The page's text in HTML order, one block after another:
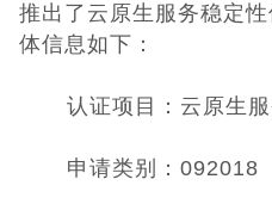
证书查询
推出了云原生服务稳定
体信息如下：
认证项目：云原生
申请类别： 092018